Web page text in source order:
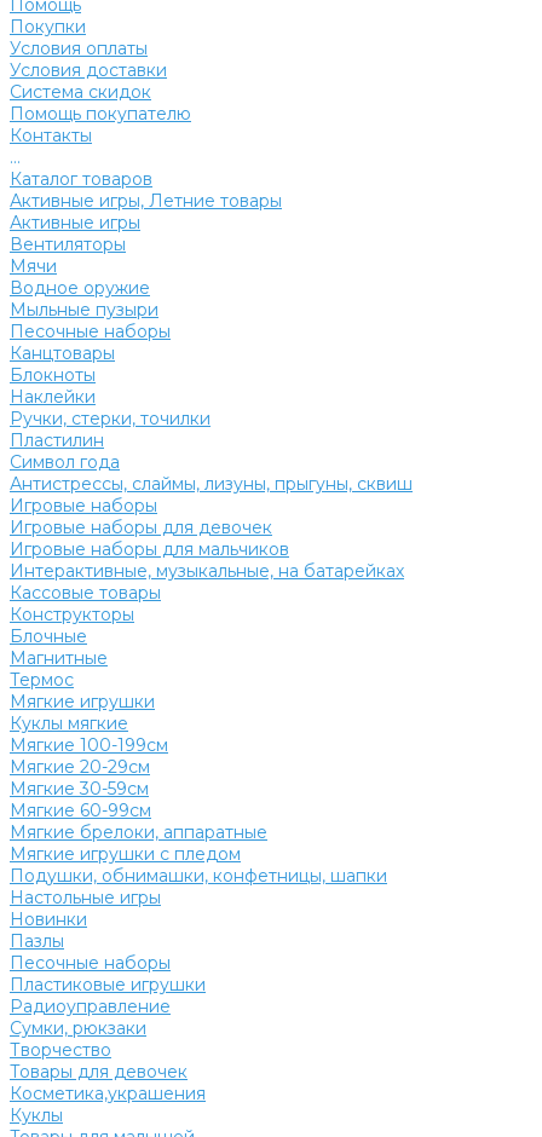
Помощь
Покупки
Условия оплаты
Условия доставки
Система скидок
Помощь покупателю
Контакты
...
Каталог товаров
Активные игры, Летние товары
Активные игры
Вентиляторы
Мячи
Водное оружие
Мыльные пузыри
Песочные наборы
Канцтовары
Блокноты
Наклейки
Ручки, стерки, точилки
Пластилин
Символ года
Антистрессы, слаймы, лизуны, прыгуны, сквиш
Игровые наборы
Игровые наборы для девочек
Игровые наборы для мальчиков
Интерактивные, музыкальные, на батарейках
Кассовые товары
Конструкторы
Блочные
Магнитные
Термос
Мягкие игрушки
Куклы мягкие
Мягкие 100-199см
Мягкие 20-29см
Мягкие 30-59см
Мягкие 60-99см
Мягкие брелоки, аппаратные
Мягкие игрушки с пледом
Подушки, обнимашки, конфетницы, шапки
Настольные игры
Новинки
Пазлы
Песочные наборы
Пластиковые игрушки
Радиоуправление
Сумки, рюкзаки
Творчество
Товары для девочек
Косметика,украшения
Куклы